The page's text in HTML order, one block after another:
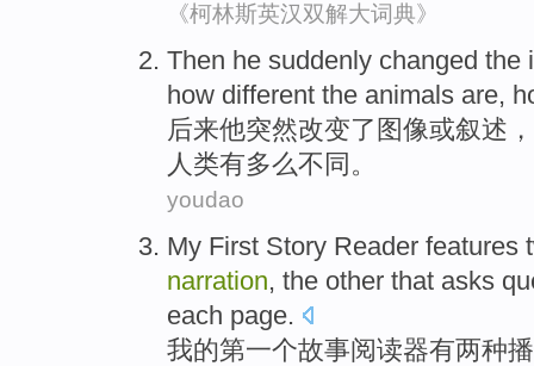
《柯林斯英汉双解大词典》
Then he suddenly changed the
how different the animals are,
后来他突然改变了 图像或叙述 ，
人类有多么不同。
youdao
My First Story Reader features
narration, the other that asks
each page.
我的第一个故事阅读器有两种